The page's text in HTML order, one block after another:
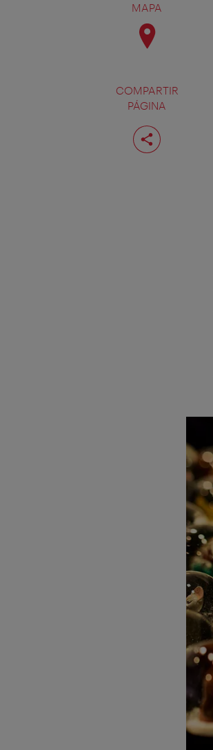
MAPA
COMPARTIR
PÁGINA
Compartir
página